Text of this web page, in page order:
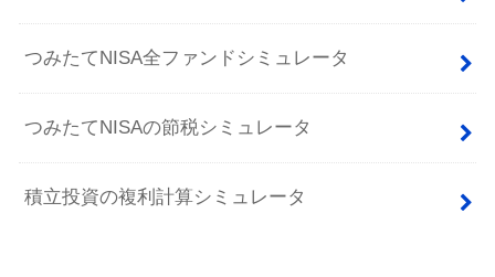
つみたてNISA全ファンドシミュレータ
つみたてNISAの節税シミュレータ
積立投資の複利計算シミュレータ